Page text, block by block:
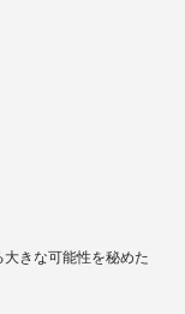
きな可能性を秘めた